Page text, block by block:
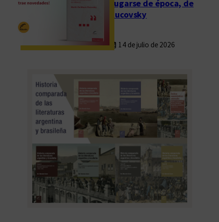
Fugarse de época, de
Rucovsky
14 de julio de 2026